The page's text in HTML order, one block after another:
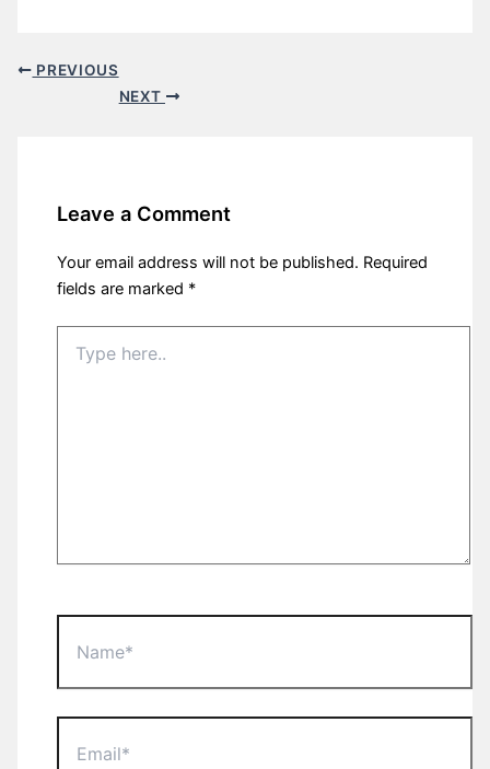
PREVIOUS
NEXT
Leave a Comment
Your email address will not be published. Required
fields are marked *
here..